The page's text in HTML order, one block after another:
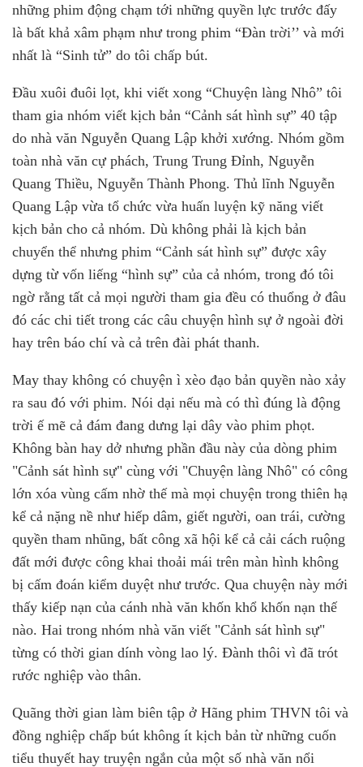
những phim động chạm tới những quyền lực trước đấy
là bất khả xâm phạm như trong phim “Đàn trời’’ và mới
nhất là “Sinh tử” do tôi chấp bút.
Đầu xuôi đuôi lọt, khi viết xong “Chuyện làng Nhô” tôi
tham gia nhóm viết kịch bản “Cảnh sát hình sự” 40 tập
do nhà văn Nguyễn Quang Lập khởi xướng. Nhóm gồm
toàn nhà văn cự phách, Trung Trung Đỉnh, Nguyễn
Quang Thiều, Nguyễn Thành Phong. Thủ lĩnh Nguyễn
Quang Lập vừa tổ chức vừa huấn luyện kỹ năng viết
kịch bản cho cả nhóm. Dù không phải là kịch bản
chuyển thể nhưng phim “Cảnh sát hình sự” được xây
dựng từ vốn liếng “hình sự” của cả nhóm, trong đó tôi
ngờ rằng tất cả mọi người tham gia đều có thuổng ở đâu
đó các chi tiết trong các câu chuyện hình sự ở ngoài đời
hay trên báo chí và cả trên đài phát thanh.
May thay không có chuyện ì xèo đạo bản quyền nào xảy
ra sau đó với phim. Nói dại nếu mà có thì đúng là động
trời ế mẽ cả đám đang dưng lại dây vào phim phọt.
Không bàn hay dở nhưng phần đầu này của dòng phim
"Cảnh sát hình sự" cùng với "Chuyện làng Nhô" có công
lớn xóa vùng cấm nhờ thế mà mọi chuyện trong thiên hạ
kể cả nặng nề như hiếp dâm, giết người, oan trái, cường
quyền tham nhũng, bất công xã hội kể cả cải cách ruộng
đất mới được công khai thoải mái trên màn hình không
bị cấm đoán kiểm duyệt như trước. Qua chuyện này mới
thấy kiếp nạn của cánh nhà văn khốn khổ khốn nạn thế
nào. Hai trong nhóm nhà văn viết "Cảnh sát hình sự"
từng có thời gian dính vòng lao lý. Đành thôi vì đã trót
rước nghiệp vào thân.
Quãng thời gian làm biên tập ở Hãng phim THVN tôi và
đồng nghiệp chấp bút không ít kịch bản từ những cuốn
tiểu thuyết hay truyện ngắn của một số nhà văn nổi